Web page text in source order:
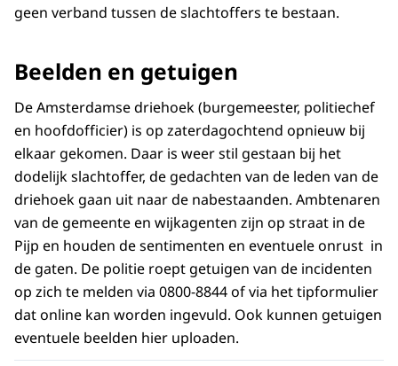
geen verband tussen de slachtoffers te bestaan.
Beelden en getuigen
De Amsterdamse driehoek (burgemeester, politiechef
en hoofdofficier) is op zaterdagochtend opnieuw bij
elkaar gekomen. Daar is weer stil gestaan bij het
dodelijk slachtoffer, de gedachten van de leden van de
driehoek gaan uit naar de nabestaanden. Ambtenaren
van de gemeente en wijkagenten zijn op straat in de
Pijp en houden de sentimenten en eventuele onrust in
de gaten. De politie roept getuigen van de incidenten
op zich te melden via 0800-8844 of via het tipformulier
dat online kan worden ingevuld. Ook kunnen getuigen
eventuele beelden hier uploaden.